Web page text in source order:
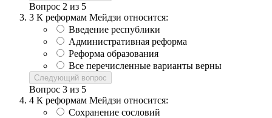
Вопрос 2 из 5
3 К реформам Мейдзи относится:
Введение республики
Административная реформа
Реформа образования
Все перечисленные варианты верны
Следующий вопрос
Вопрос 3 из 5
4 К реформам Мейдзи относится:
Сохранение сословий